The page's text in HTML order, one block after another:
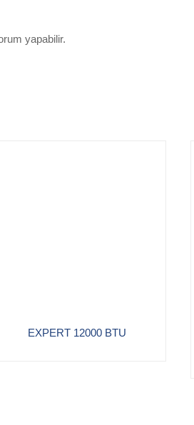
yapabilir.
EXPERT 12000 BTU